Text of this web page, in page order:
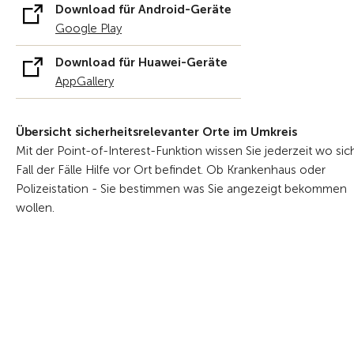
Download für Android-Geräte
Google Play
Download für Huawei-Geräte
AppGallery
Übersicht sicherheitsrelevanter Orte im Umkreis
Mit der Point-of-Interest-Funktion wissen Sie jederzeit wo
Fall der Fälle Hilfe vor Ort befindet. Ob Krankenhaus oder
Polizeistation - Sie bestimmen was Sie angezeigt bekommen
wollen.